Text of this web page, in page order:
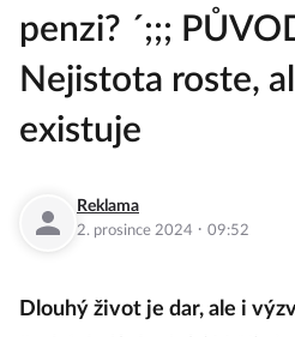
penzi? ´;;;
Nejistota roste,
existuje
Reklama
2. prosince 2024 · 09:52
Dlouhý život je dar, ale i